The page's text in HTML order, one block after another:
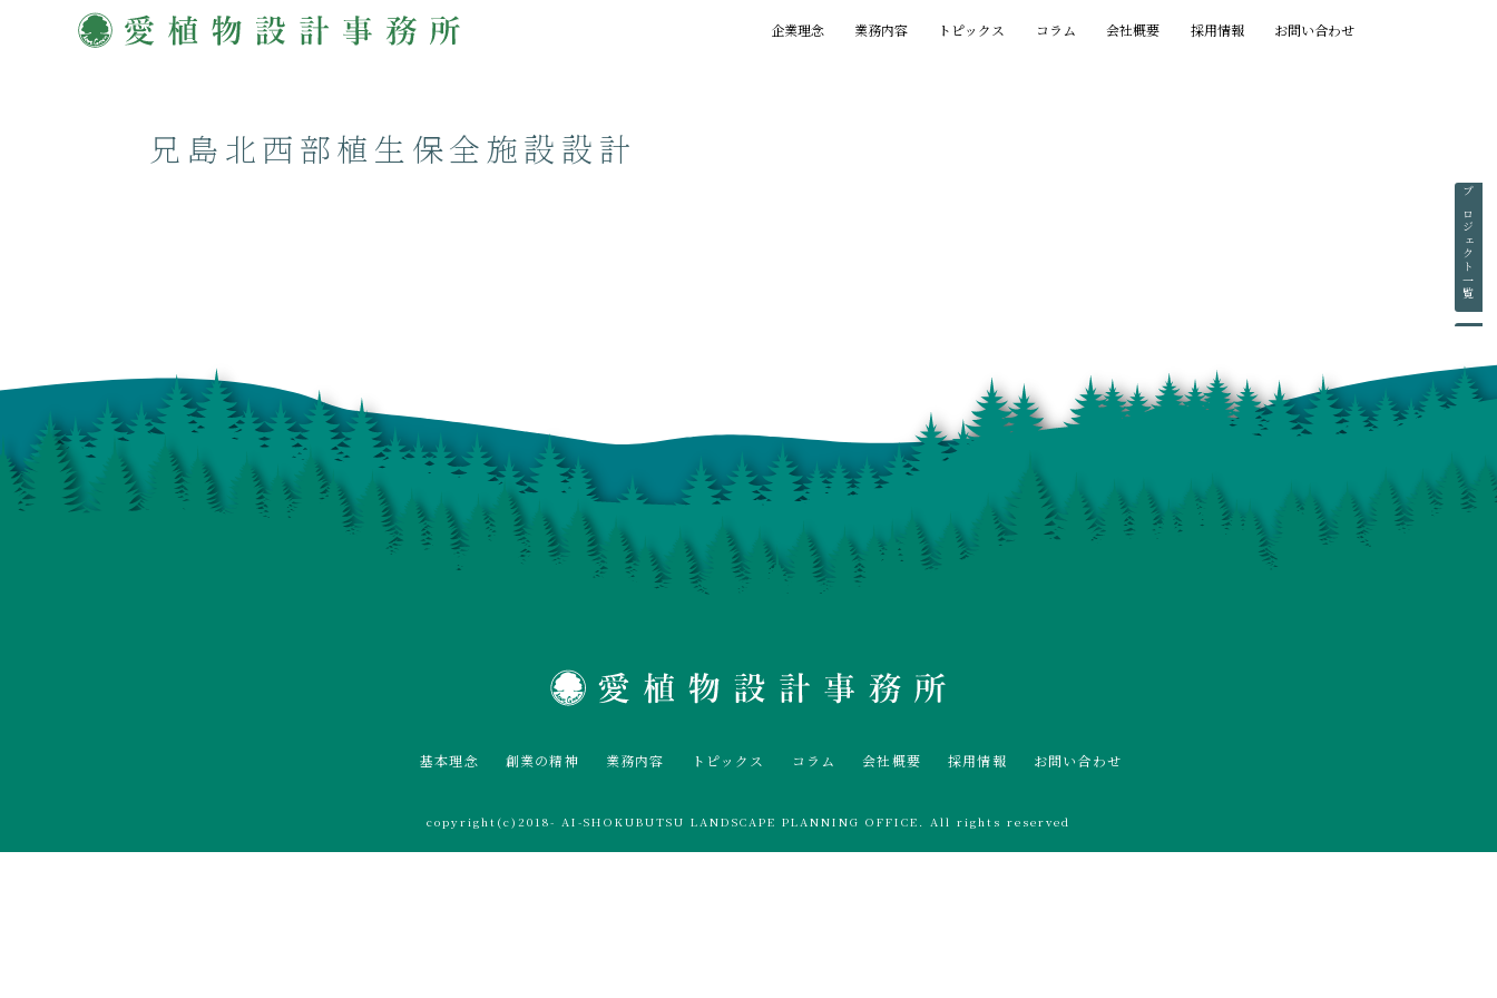
企業理念
業務内容
トピックス コラム 会社概要 採用情報 お問い合わせ
プロジェクト一覧
賞歴一覧
兄島北西部植生保全施設設計
基本理念 創業の精神 業務内容 トピックス コラム 会社概要 採用情報 お問い合わせ
copyright(c)2018- AI-SHOKUBUTSU LANDSCAPE PLANNING OFFICE. All rights reserved